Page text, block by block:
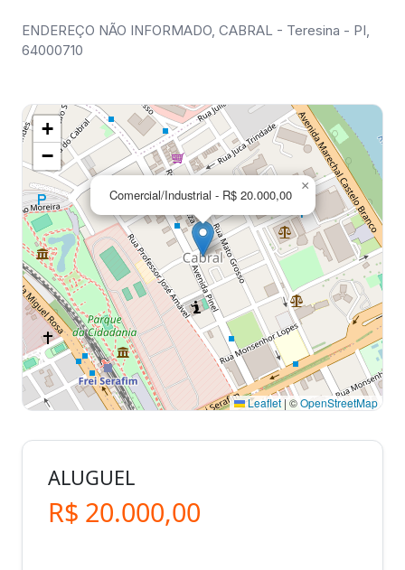
ENDEREÇO NÃO INFORMADO, CABRAL - Teresina - PI,
64000710
Comercial/Industrial - R$ 20.000,00
×
+
−
Leaflet | ©OpenStreetMap
ALUGUEL
R$ 20.000,00